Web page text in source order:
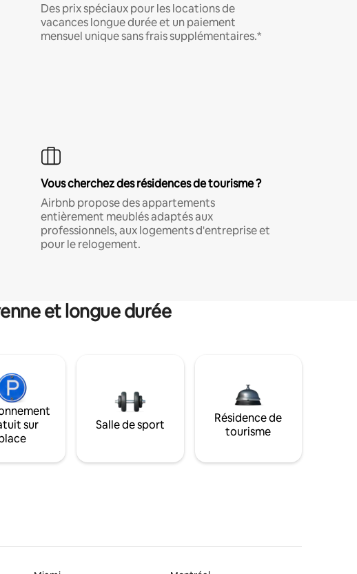
Des prix spéciaux pour les locations de
vacances longue durée et un paiement
mensuel unique sans frais supplémentaires.*
Vous cherchez des résidences de tourisme ?
Airbnb propose des appartements
entièrement meublés adaptés aux
professionnels, aux logements d'entreprise et
pour le relogement.
et longue durée
sur
Salle de sport
Résidence de
tourisme